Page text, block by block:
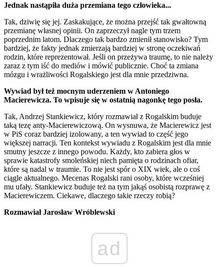
Jednak nastąpiła duża przemiana tego człowieka...
Tak, dziwię się jej. Zaskakujące, że można przejść tak gwałtowną
przemianę własnej opinii. On zaprzeczył nagle tym trzem
poprzednim latom. Dlaczego tak bardzo zmienił stanowisko? Tym
bardziej, że fakty jednak zmierzają bardziej w stronę oczekiwań
rodzin, które reprezentował. Jeśli on przeżywa traumę, to nie należy
zaraz z tym iść do mediów i mówić publicznie. Choć ta zmiana
mózgu i wrażliwości Rogalskiego jest dla mnie przedziwna.
Wywiad był też mocnym uderzeniem w Antoniego
Macierewicza. To wpisuje się w ostatnią nagonkę tego posła.
Tak, Andrzej Stankiewicz, który rozmawiał z Rogalskim buduje
taką tezę anty-Macierewiczową. On wysnuwa, że Macierewicz jest
w PiS coraz bardziej izolowany, a ten wywiad to część jego
większej narracji. Ten kontekst wywiadu z Rogalskim jest dla mnie
smutny jeszcze z innego powodu. Każdy, kto zabiera głos w
sprawie katastrofy smoleńskiej niech pamięta o rodzinach ofiar,
które są nadal w traumie. To nie jest spór o XIX wiek, ale o coś
ciągle aktualnego. Mecenas Rogalski rani osoby, które wcześniej
mu ufały. Stankiewicz buduje też na tym jakąś osobistą rozprawę z
Macierewiczem. Ciekawe, dlaczego takie rzeczy robią?
Rozmawiał Jarosław Wróblewski
ad